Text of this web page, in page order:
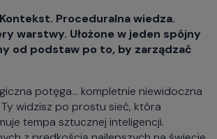
Proceduralna wiedza.
warstwy. Ułożone w jeden spójny
od podstaw po to, by zarządzać
potęga... kompletnie niewidoczna
widzisz po prostu sieć, która
tempa sztucznej inteligencji.